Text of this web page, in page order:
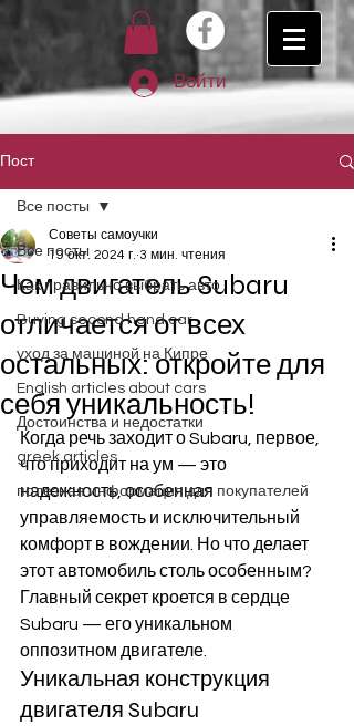
Войти
Пост
Все посты
Как правильно выбрать авто
Buying second hand car
уход за машиной на Кипре
English articles about cars
Достоинства и недостатки
greek articles
полезная информация для покупателей
Все посты
Чем двигатель Subaru
отличается от всех
остальных: откройте для
себя уникальность!
Советы самоучки
19 окт. 2024 г. 3 мин. чтения
Когда речь заходит о Subaru, первое,
что приходит на ум — это
надежность, особенная
управляемость и исключительный
комфорт в вождении. Но что делает
этот автомобиль столь особенным?
Главный секрет кроется в сердце
Subaru — его уникальном
оппозитном двигателе.
Уникальная конструкция
двигателя Subaru